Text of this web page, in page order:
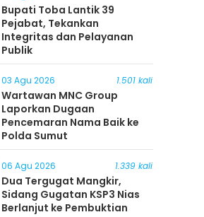
Bupati Toba Lantik 39
Pejabat, Tekankan
Integritas dan Pelayanan
Publik
03 Agu 2026 1.501 kali
Wartawan MNC Group
Laporkan Dugaan
Pencemaran Nama Baik ke
Polda Sumut
06 Agu 2026 1.339 kali
Dua Tergugat Mangkir,
Sidang Gugatan KSP3 Nias
Berlanjut ke Pembuktian